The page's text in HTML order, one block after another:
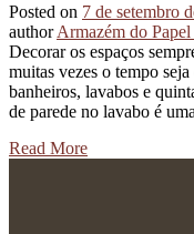
Posted on 7 de setembro
author Armazém do
Decorar os espaços
muitas vezes o tempo
banheiros, lavabos e
de parede no lavabo é
Read More